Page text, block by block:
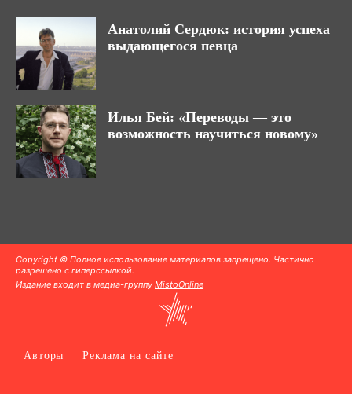
Анатолий Сердюк: история успеха
выдающегося певца
Илья Бей: «Переводы — это
возможность научиться новому»
Copyright © Полное использование материалов запрещено. Частично
разрешено с гиперссылкой.
Издание входит в медиа-группу MistoOnline
Авторы Реклама на сайте